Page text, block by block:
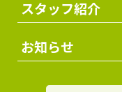
スタッフ紹介
お知らせ